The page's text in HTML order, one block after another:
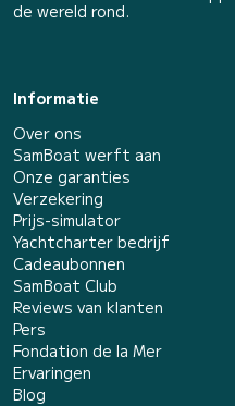
de wereld rond.
Informatie
Over ons
SamBoat werft aan
Onze garanties
Verzekering
Prijs-simulator
Yachtcharter bedrijf
Cadeaubonnen
SamBoat Club
Reviews van klanten
Pers
Fondation de la Mer
Ervaringen
Blog